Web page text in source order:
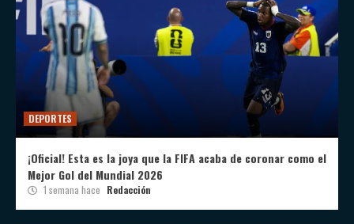
DEPORTES
¡Oficial! Esta es la joya que la FIFA acaba de coronar como el
Mejor Gol del Mundial 2026
1 semana hace Redacción